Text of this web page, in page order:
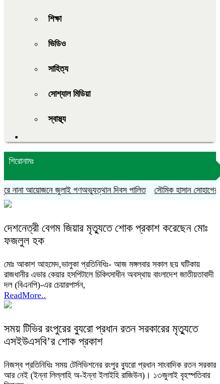
শিক্ষা
ভিডিও
সাহিত্য
সোশ্যাল মিডিয়া
স্বাস্থ্য
শিরোনামঃ
নানা আয়োজনে জুলাই গণঅভ্যুত্থান দিবস পালিত সৌমিক হাসান সোহাগের
দেশনেত্রী বেগম জিয়ার মৃত্যুতে শোক প্রকাশ করেছেন মোঃ
ফজলুল হক
মোঃ আকাশ আহমেদ,ভালুকা প্রতিনিধিঃ- আজ মঙ্গলবার সকাল ছয় ঘটিকায়
রাজধানীর এভার কেয়ার হসপিটালে চিকিৎসাধীন অবস্থায় বাংলাদেশ জাতীয়তাবাদী
দল (বিএনপি)-এর চেয়ারপার্সন,
ReadMore..
সময় টিভির রংপুরের ব্যুরো প্রধান রতন সরকারের মৃত্যুতে
এসইউএসবি’র শোক প্রকাশ
নিজস্ব প্রতিনিধিঃ সময় টেলিভিশনের রংপুর ব্যুরো প্রধান সাংবাদিক রতন সরকার
আর নেই (ইন্না লিল্লাহি অ-ইন্না ইলাইহি রাজিউন)। ১৩জুলাই বৃহস্পতিবার